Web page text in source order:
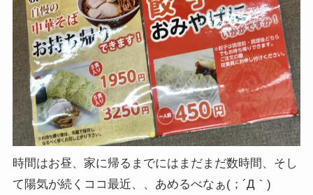
時間はお昼、家に帰るまでにはまだまだ数時間、そし
て陽気が続くココ最近、、あめるべなぁ(；´Д｀)